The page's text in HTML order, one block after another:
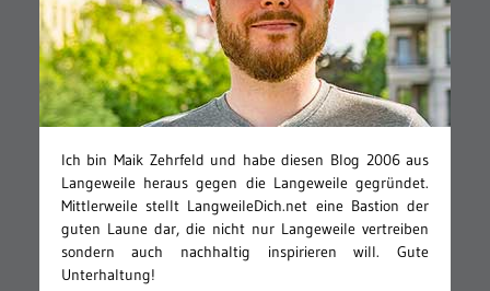
Ich bin Maik Zehrfeld und habe diesen Blog 2006 aus
Langeweile heraus gegen die Langeweile gegründet.
Mittlerweile stellt LangweileDich.net eine Bastion der
guten Laune dar, die nicht nur Langeweile vertreiben
sondern auch nachhaltig inspirieren will. Gute
Unterhaltung!